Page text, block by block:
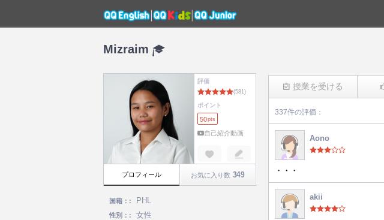
Mizraim
評価
(581)
ポイント
50pts
自己紹介動画
プロフィール お気に入り数 349
国籍：: PHL
性別：: 女性
授業を受ける
337件の評価：
Aono
・・・
akii